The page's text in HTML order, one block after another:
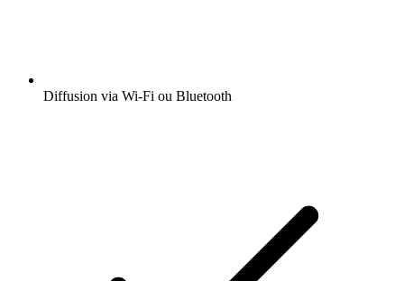
Diffusion via Wi-Fi ou Bluetooth